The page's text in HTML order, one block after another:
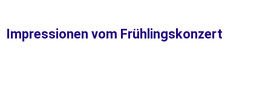
Impressionen vom Frühlingskonzert